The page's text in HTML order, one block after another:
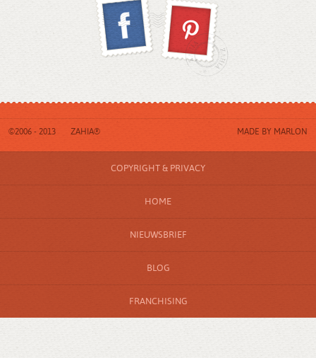
©2006 - 2013 ZAHIA® MADE BY MARLON
COPYRIGHT & PRIVACY
HOME
NIEUWSBRIEF
BLOG
FRANCHISING